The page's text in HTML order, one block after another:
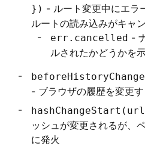
}) - ルート変更中にエラ
ルートの読み込みがキャ
err.cancelled -
ルされたかどうかを
- ブラウザの履歴を変更
ッシュが変更されるが、
に発火